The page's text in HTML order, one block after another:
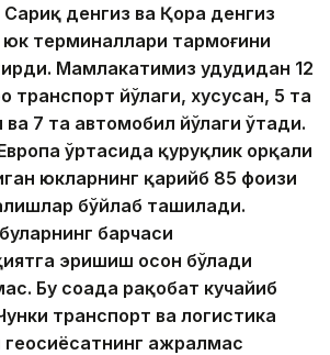
денгиз ва Қора денгиз
терминаллари тармоғини
Мамлакатимиз ҳудудидан 12
транспорт йўлаги, хусусан, 5 та
ва 7 та автомобил йўлаги ўтади.
ўртасида қуруқлик орқали
юкларнинг қарийб 85 фоизи
бўйлаб ташилади.
барчаси
эришиш осон бўлади
Бу соҳада рақобат кучайиб
транспорт ва логистика
ажралмас